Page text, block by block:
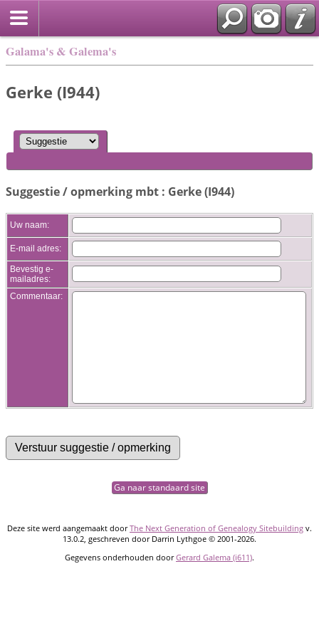
Galama's & Galema's
Gerke (I944)
Suggestie / opmerking mbt : Gerke (I944)
Uw naam:
E-mail adres:
Bevestig e-
mailadres:
Commentaar:
Ga naar standaard site
Deze site werd aangemaakt doorThe Next Generation of Genealogy Sitebuilding v.
13.0.2, geschreven door Darrin Lythgoe © 2001-2026.
Gegevens onderhouden doorGerard Galema (i611).